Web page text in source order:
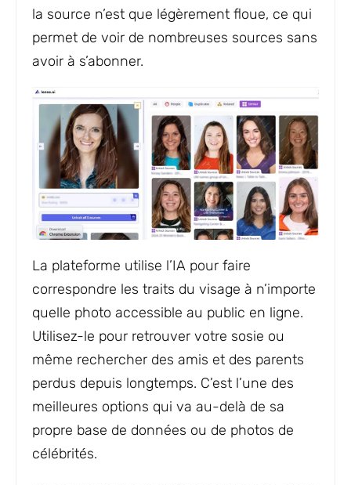
la source n’est que légèrement floue, ce qui
permet de voir de nombreuses sources sans
avoir à s’abonner.
La plateforme utilise l’IA pour faire
correspondre les traits du visage à n’importe
quelle photo accessible au public en ligne.
Utilisez-le pour retrouver votre sosie ou
même rechercher des amis et des parents
perdus depuis longtemps. C’est l’une des
meilleures options qui va au-delà de sa
propre base de données ou de photos de
célébrités.